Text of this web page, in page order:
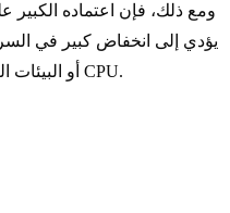
ومع ذلك، فإن اعتماده الكبير
يؤدي إلى انخفاض كبير في
أو البيئات التي تعتمد بشكل صارم على حسابات CPU.